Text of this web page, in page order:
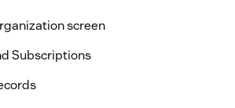
screen
Subscriptions